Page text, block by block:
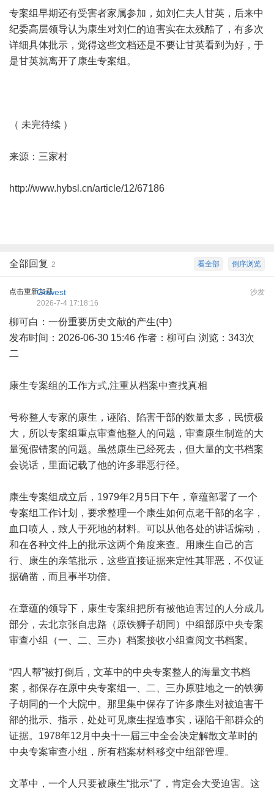
专案组早期还有受害者家属参加，如刘仁夫人甘英，后来中
纪委高层领导认为康生对刘仁的迫害实在太残酷了，有多次
详细具体批示，觉得这些文档还是不要让甘英看到为好，于
是甘英就离开了康生专案组。
（ 未完待续 ）
来源：三家村
http://www.hybsl.cn/article/12/67186
倒序浏览
看全部
全部回复 2
点击重新加载 沙发
Gowest
2026-7-4 17:18:16
柳可白：一份重要历史文献的产生(中)
发布时间：2026-06-30 15:46 作者：柳可白 浏览：343次
二
康生专案组的工作方式,注重从档案中查找真相
号称整人专家的康生，诬陷、陷害干部的数量太多，民愤极
大，所以专案组重点审查他整人的问题，审查康生制造的大
量冤假错案的问题。虽然康生已经死去，但大量的文书档案
会说话，里面记载了他的许多罪恶行径。
康生专案组成立后，1979年2月5日下午，章蕴部署了一个
专案组工作计划，要求整理一个康生如何点老干部的名字，
血口喷人，致人于死地的材料。可以从他各处的讲话煽动，
和在各种文件上的批示这两个角度来查。用康生自己的言
行、康生的亲笔批示，这些直接证据来定性其罪恶，不仅证
据确凿，而且事半功倍。
在章蕴的领导下，康生专案组把所有被他迫害过的人分成几
部分，去北京张自忠路（原铁狮子胡同）中组部原中央专案
审查小组（一、二、三办）档案接收小组查阅文书档案。
“四人帮”被打倒后，文革中的中央专案整人的海量文书档
案，都保存在原中央专案组一、二、三办原驻地之一的铁狮
子胡同的一个大院中。那里集中保存了许多康生对被迫害干
部的批示、指示，处处可见康生捏造事实，诬陷干部群众的
证据。1978年12月中央十一届三中全会决定解散文革时的
中央专案审查小组，所有档案材料移交中组部管理。
文革中，一个人只要被康生“批示”了，肯定会大受迫害。这